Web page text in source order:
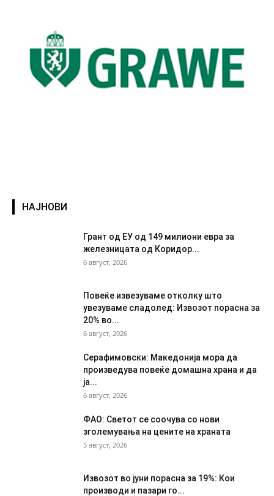
НАЈНОВИ
Грант од ЕУ од 149 милиони евра за
железницата од Коридор...
6 август, 2026
Повеќе извезуваме отколку што
увезуваме сладолед: Извозот порасна за
20% во...
6 август, 2026
Серафимовски: Македонија мора да
произведува повеќе домашна храна и да
ја...
6 август, 2026
ФАО: Светот се соочува со нови
зголемувања на цените на храната
5 август, 2026
Извозот во јуни порасна за 19%: Кои
производи и пазари го...